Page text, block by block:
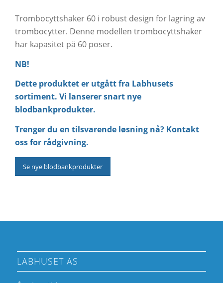
Trombocyttshaker 60 i robust design for lagring av
trombocytter. Denne modellen trombocyttshaker
har kapasitet på 60 poser.
NB!
Dette produktet er utgått fra Labhusets
sortiment. Vi lanserer snart nye
blodbankprodukter.
Trenger du en tilsvarende løsning nå? Kontakt
oss for rådgivning.
Se nye blodbankprodukter
LABHUSET AS